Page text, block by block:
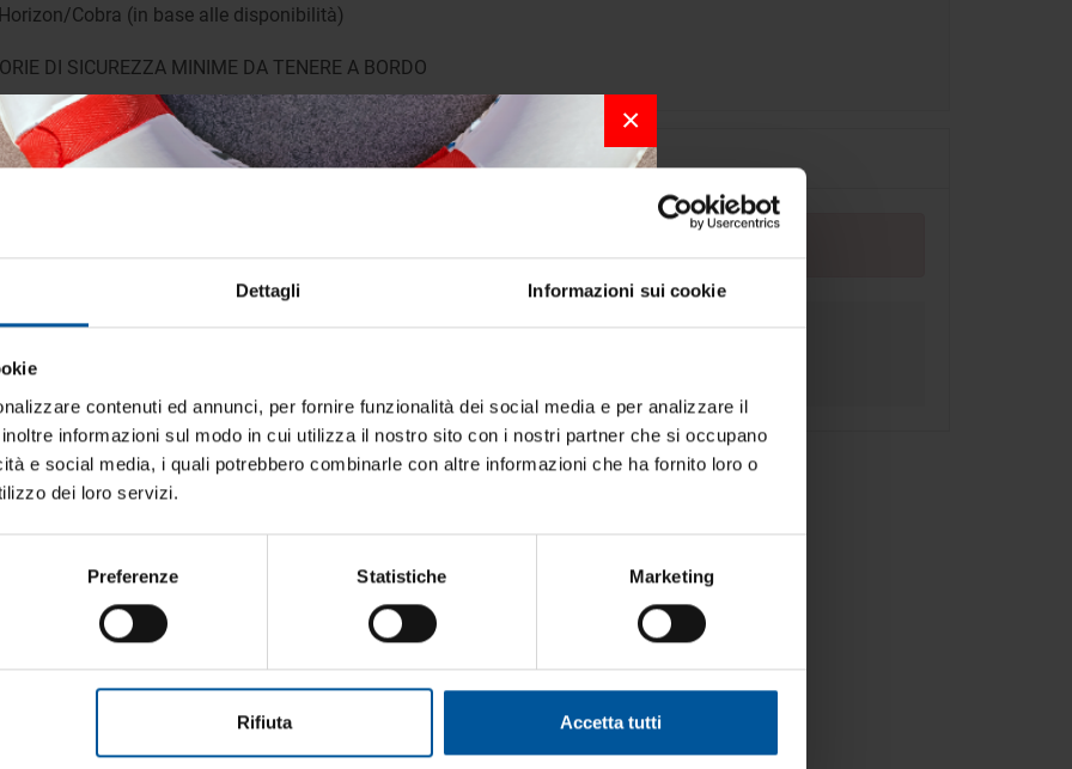
aggiornato sulle migliori occasioni per la
alla newsletter e ricevi le offerte più vantaggiose e selezionate per chi
ogni giorno. Con MTO trovi tutto ciò che serve davvero a bordo.
trattamento dati personali
ISCRIVITI
×
Dettagli Informazioni sui cookie
contenuti ed annunci, per fornire funzionalità dei social media e per analizzare il
informazioni sul modo in cui utilizza il nostro sito con i nostri partner che si occupano
e social media, i quali potrebbero combinarle con altre informazioni che ha fornito loro o
dei loro servizi.
Preferenze Statistiche Marketing
Rifiuta Accetta tutti
Cobra (in base alle disponibilità)
DI SICUREZZA MINIME DA TENERE A BORDO
brevissimi e personale disponibile tutto ok
ABBINAMENTO CONSIGLIATO